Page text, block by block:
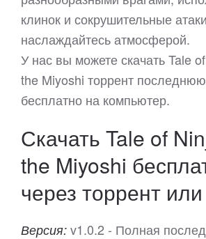
клинок и сокрушительные
наслаждайтесь атмосферой.
У нас вы можете скачать Tale
the Miyoshi торрент
бесплатно на компьютер.
Скачать Tale of
the Miyoshi
через торрент
Версия: v1.0.2 - Полная